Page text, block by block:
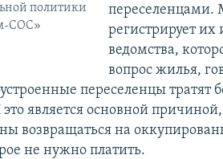
политики
СОС»
переселенцами.
регистрирует их
ведомства,
вопрос жилья,
переселенцы тратят
является основной
возвращаться на
не нужно платить.